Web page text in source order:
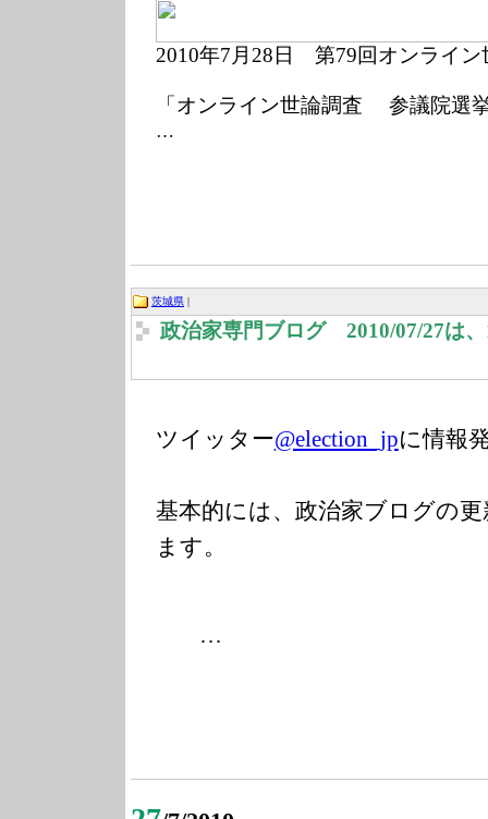
2010年7月28 日 第79回オンライン
「オンライン世論調査 参議院選
…
茨城県 |
政治家専門ブログ 2010/07/27は
ツイッター@election_jpに情報
基本的には、政治家ブログの
ます。
…